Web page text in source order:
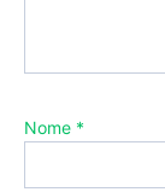
Nome *